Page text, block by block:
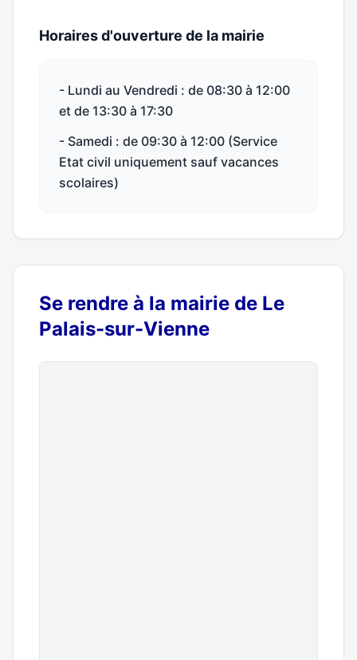
Horaires d'ouverture de la mairie
- Lundi au Vendredi : de 08:30 à 12:00
et de 13:30 à 17:30
- Samedi : de 09:30 à 12:00 (Service
Etat civil uniquement sauf vacances
scolaires)
Se rendre à la mairie de Le
Palais-sur-Vienne